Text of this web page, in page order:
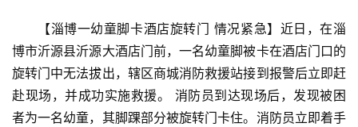
【淄博一幼童脚卡酒店旋转门 情况紧急】近日，在淄
博市沂源县沂源大酒店门前，一名幼童脚被卡在酒店门口的
旋转门中无法拔出，辖区商城消防救援站接到报警后立即赶
赴现场，并成功实施救援。 消防员到达现场后，发现被困
者为一名幼童，其脚踝部分被旋转门卡住。消防员立即着手